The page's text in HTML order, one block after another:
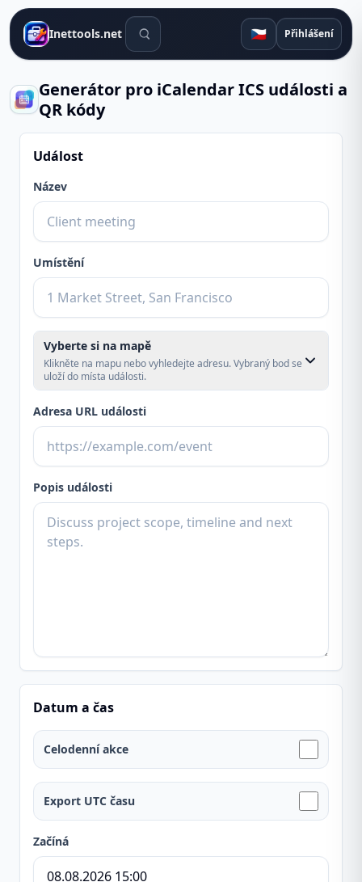
Inettools.net Vyhledávací nástroje 🇨🇿 Přihlášení
Generátor pro iCalendar ICS události a
QR kódy
Událost
Název
Umístění
Vyberte si na mapě
Klikněte na mapu nebo vyhledejte adresu. Vybraný bod se
uloží do místa události.
Adresa URL události
Popis události
Datum a čas
Celodenní akce
Export UTC času
Začíná